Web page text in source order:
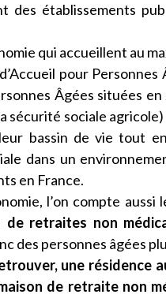
des établissements
qui accueillent au
pour
Âgées situées
sécurité sociale
bassin de vie tout
dans un
en France.
l’on compte aussi
de retraites non
des personnes âgées
une résidence
de retraite non